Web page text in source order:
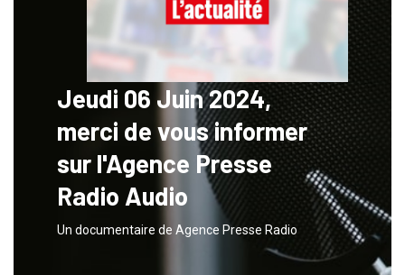
Jeudi 06 Juin 2024,
merci de vous informer
sur l'Agence Presse
Radio Audio
Un documentaire de Agence Presse Radio